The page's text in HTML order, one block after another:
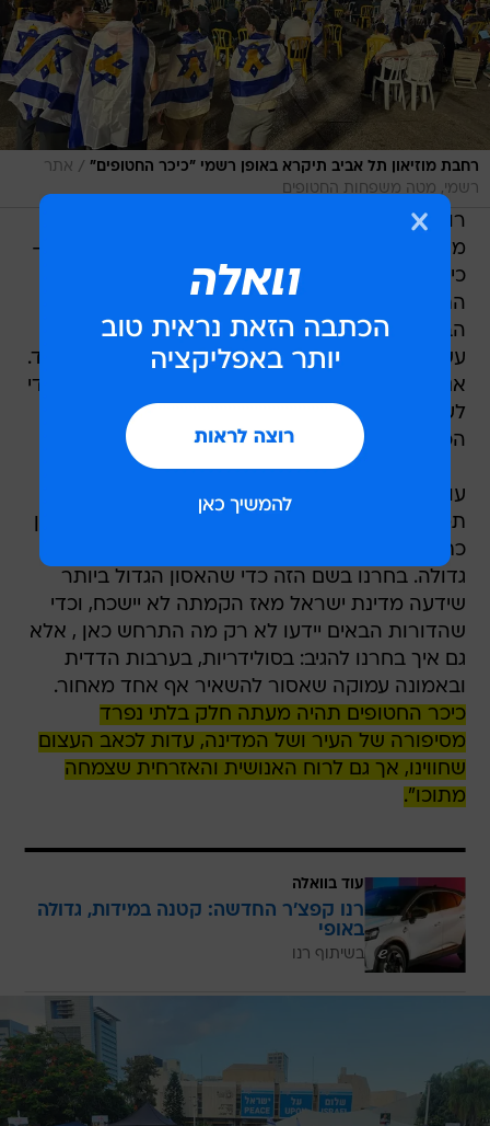
רחבת מוזיאון תל אביב תיקרא באופן רשמי "כיכר החטופים" / אתר
רשמי, מטה משפחות החטופים
רון חולדאי, ראש עיריית תל אביב-יפו: "היום אנחנו
מעניקים לרחבת מוזיאון תל אביב את שמה הרשמי -
כיכר החטופים. בכיכר הזאת צעקנו, בכינו, קיווינו וגם
התמלאנו באושר כשהחטופים והחטופות שבו
הביתה. לפעמים היו כאן מאות אלפים, לפעמים
עשרות בודדות. אבל דבר אחד תמיד נשאר - הביחד.
אנשים מכל קצוות החברה הישראלית הגיעו לכאן כדי
לעמוד לצד המשפחות, להיאבק למען אנשים שלא
הכירו אישית, ולא לוותר לרגע עד שישובו הביתה".
עוד הוסיף חולדאי: "בעיר תל אביב-יפו נתנו מקום,
תמיכה ובית לציבור בשעתו הקשה ביותר. עמדנו כאן
כתף אל כתף, עם כאב גדול, אבל גם עם תקווה
גדולה. בחרנו בשם הזה כדי שהאסון הגדול ביותר
שידעה מדינת ישראל מאז הקמתה לא יישכח, וכדי
שהדורות הבאים יידעו לא רק מה התרחש כאן , אלא
גם איך בחרנו להגיב: בסולידריות, בערבות הדדית
ובאמונה עמוקה שאסור להשאיר אף אחד מאחור.
כיכר החטופים תהיה מעתה חלק בלתי נפרד
מסיפורה של העיר ושל המדינה, עדות לכאב העצום
שחווינו, אך גם לרוח האנושית והאזרחית שצמחה
מתוכו".
עוד בוואלה
רנו קפצ'ר החדשה: קטנה במידות, גדולה
באופי
בשיתוף רנו